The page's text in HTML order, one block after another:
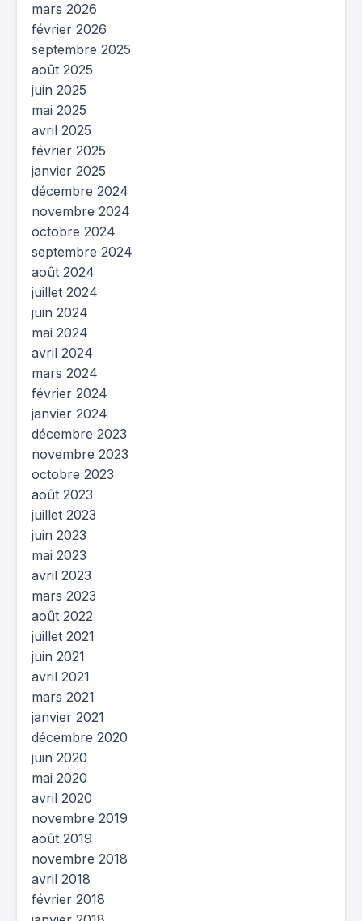
mars 2026
février 2026
septembre 2025
août 2025
juin 2025
mai 2025
avril 2025
février 2025
janvier 2025
décembre 2024
novembre 2024
octobre 2024
septembre 2024
août 2024
juillet 2024
juin 2024
mai 2024
avril 2024
mars 2024
février 2024
janvier 2024
décembre 2023
novembre 2023
octobre 2023
août 2023
juillet 2023
juin 2023
mai 2023
avril 2023
mars 2023
août 2022
juillet 2021
juin 2021
avril 2021
mars 2021
janvier 2021
décembre 2020
juin 2020
mai 2020
avril 2020
novembre 2019
août 2019
novembre 2018
avril 2018
février 2018